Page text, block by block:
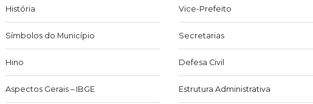
História
Símbolos do Município
Hino
Aspectos Gerais – IBGE
Vice-Prefeito
Secretarias
Defesa Civil
Estrutura Administrativa